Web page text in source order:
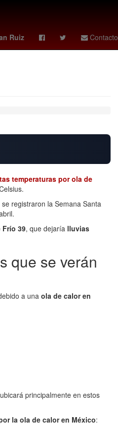
Ruiz Contacto
jorge romero herrera
temperaturas por ola de
se registraron la Semana Santa
Frío 39, que dejaría lluvias
que se verán
a una ola de calor en
principalmente en estos
la ola de calor en México: